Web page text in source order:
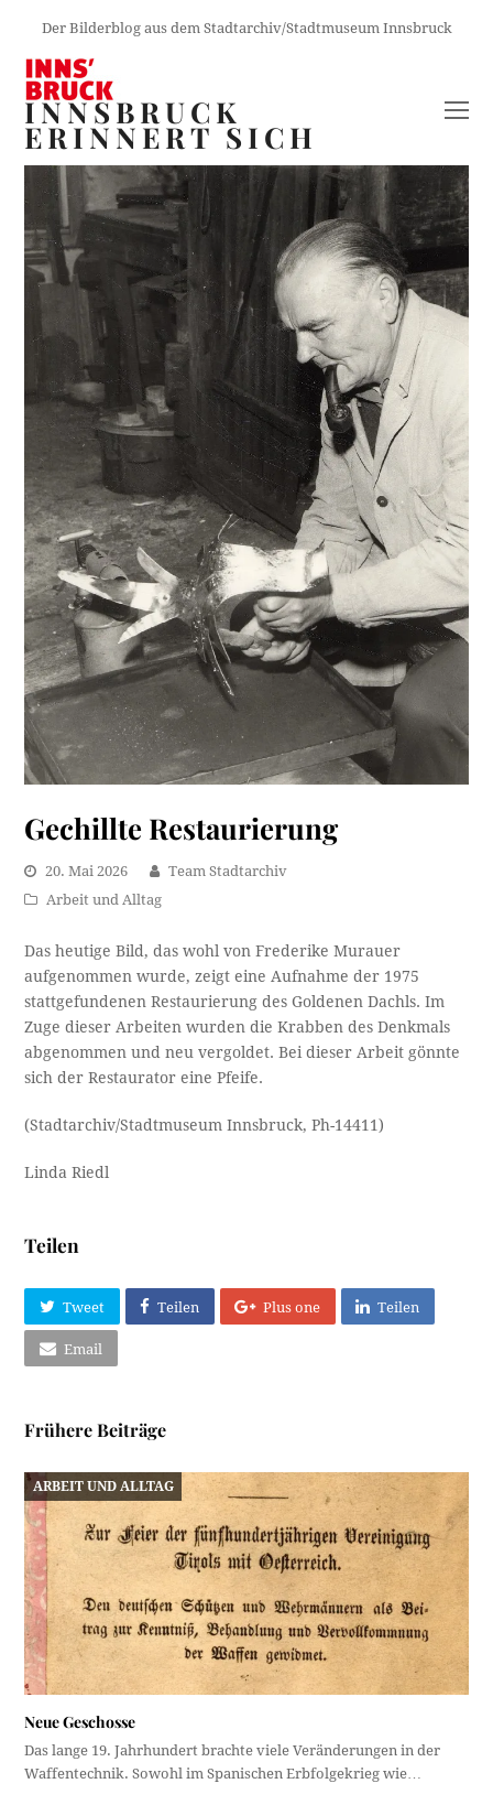
Der Bilderblog aus dem Stadtarchiv/Stadtmuseum Innsbruck
INNSBRUCK
ERINNERT SICH
Gechillte Restaurierung
20. Mai 2026
Team Stadtarchiv
Arbeit und Alltag
Das heutige Bild, das wohl von Frederike Murauer
aufgenommen wurde, zeigt eine Aufnahme der 1975
stattgefundenen Restaurierung des Goldenen Dachls. Im
Zuge dieser Arbeiten wurden die Krabben des Denkmals
abgenommen und neu vergoldet. Bei dieser Arbeit gönnte
sich der Restaurator eine Pfeife.
(Stadtarchiv/Stadtmuseum Innsbruck, Ph-14411)
Linda Riedl
Teilen
Tweet Teilen Plus one Teilen
Email
Frühere Beiträge
ARBEIT UND ALLTAG
Neue Geschosse
Das lange 19. Jahrhundert brachte viele Veränderungen in der
Waffentechnik. Sowohl im Spanischen Erbfolgekrieg wie…